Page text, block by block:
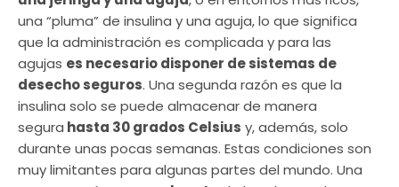
una “pluma” de insulina y una aguja, lo que significa
que la administración es complicada y para las
agujas es necesario disponer de sistemas de
desecho seguros. Una segunda razón es que la
insulina solo se puede almacenar de manera
segura hasta 30 grados Celsius y, además, solo
durante unas pocas semanas. Estas condiciones son
muy limitantes para algunas partes del mundo. Una